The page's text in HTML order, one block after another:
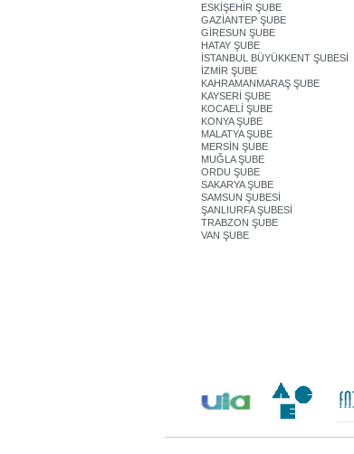
ESKİŞEHİR ŞUBE
GAZİANTEP ŞUBE
GİRESUN ŞUBE
HATAY ŞUBE
İSTANBUL BÜYÜKKENT ŞUBESİ
İZMİR ŞUBE
KAHRAMANMARAŞ ŞUBE
KAYSERİ ŞUBE
KOCAELİ ŞUBE
KONYA ŞUBE
MALATYA ŞUBE
MERSİN ŞUBE
MUĞLA ŞUBE
ORDU ŞUBE
SAKARYA ŞUBE
SAMSUN ŞUBESİ
ŞANLIURFA ŞUBESİ
TRABZON ŞUBE
VAN ŞUBE